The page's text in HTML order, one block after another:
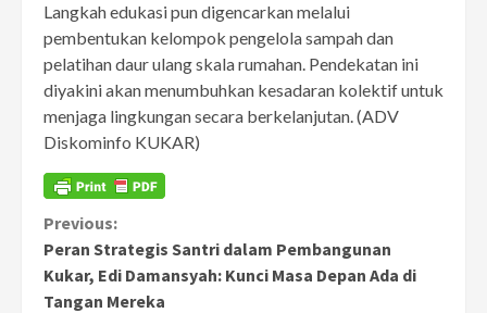
Langkah edukasi pun digencarkan melalui
pembentukan kelompok pengelola sampah dan
pelatihan daur ulang skala rumahan. Pendekatan ini
diyakini akan menumbuhkan kesadaran kolektif untuk
menjaga lingkungan secara berkelanjutan. (ADV
Diskominfo KUKAR)
Continue
Reading
Previous:
Peran Strategis Santri dalam Pembangunan
Kukar, Edi Damansyah: Kunci Masa Depan Ada di
Tangan Mereka